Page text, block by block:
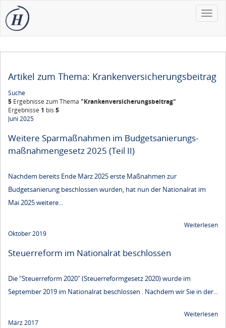
Toggle
Artikel zum Thema: Krankenversicherungsbeitrag
Suche
5 Ergebnisse zum Thema "Krankenversicherungsbeitrag"
Ergebnisse 1 bis 5
Juni 2025
Weitere Sparmaßnahmen im Budgetsanierungs­
maßnahmengesetz 2025 (Teil II)
Nachdem bereits Ende März 2025 erste Maßnahmen zur
Budgetsanierung beschlossen wurden, hat nun der Nationalrat im
Mai 2025 weitere...
Weiterlesen
Oktober 2019
Steuerreform im Nationalrat beschlossen
Die "Steuerreform 2020" (Steuerreformgesetz 2020) wurde im
September 2019 im Nationalrat beschlossen . Nachdem wir Sie in der...
Weiterlesen
März 2017